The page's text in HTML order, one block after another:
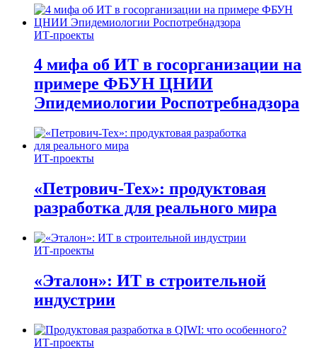
ИТ-проекты
4 мифа об ИТ в госорганизации на
примере ФБУН ЦНИИ
Эпидемиологии Роспотребнадзора
ИТ-проекты
«Петрович-Тех»: продуктовая
разработка для реального мира
ИТ-проекты
«Эталон»: ИТ в строительной
индустрии
ИТ-проекты